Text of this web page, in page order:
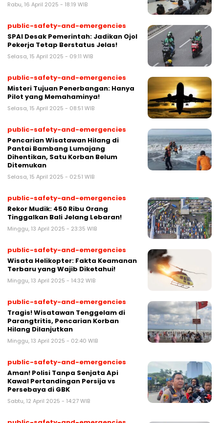
Rabu, 16 April 2025 - 18:19 WIB
public-safety-and-emergencies
SPAI Desak Pemerintah: Jadikan Ojol
Pekerja Tetap Berstatus Jelas!
Selasa, 15 April 2025 - 09:11 WIB
public-safety-and-emergencies
Misteri Tujuan Penerbangan: Hanya
Pilot yang Memahaminya!
Selasa, 15 April 2025 - 08:51 WIB
public-safety-and-emergencies
Pencarian Wisatawan Hilang di
Pantai Bambang Lumajang
Dihentikan, Satu Korban Belum
Ditemukan
Selasa, 15 April 2025 - 02:51 WIB
public-safety-and-emergencies
Rekor Mudik: 450 Ribu Orang
Tinggalkan Bali Jelang Lebaran!
Minggu, 13 April 2025 - 23:35 WIB
public-safety-and-emergencies
Wisata Helikopter: Fakta Keamanan
Terbaru yang Wajib Diketahui!
Minggu, 13 April 2025 - 14:32 WIB
public-safety-and-emergencies
Tragis! Wisatawan Tenggelam di
Parangtritis, Pencarian Korban
Hilang Dilanjutkan
Minggu, 13 April 2025 - 02:40 WIB
public-safety-and-emergencies
Aman! Polisi Tanpa Senjata Api
Kawal Pertandingan Persija vs
Persebaya di GBK
Sabtu, 12 April 2025 - 14:27 WIB